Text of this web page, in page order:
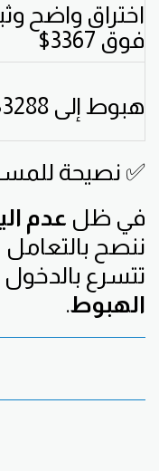
اختراق واضح
فوق 3367$
هبوط إلى 3288$
✅ نصيحة
في ظل عدم
ننصح بالتعامل
تتسرع
الهبوط.